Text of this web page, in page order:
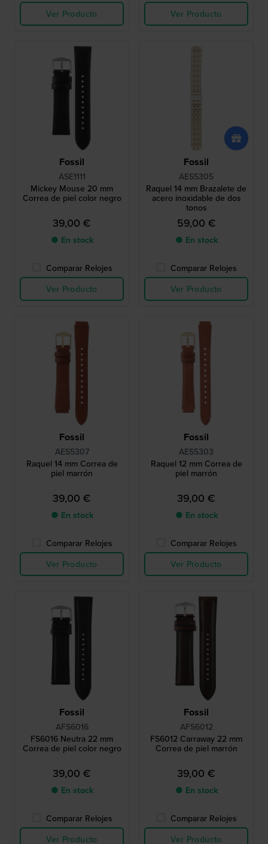
Ver Producto
Ver Producto
Fossil
ASE1111
Mickey Mouse 20 mm
Correa de piel color negro
39,00 €
● En stock
Comparar Relojes
Ver Producto
Fossil
AES5305
Raquel 14 mm Brazalete de
acero inoxidable de dos
tonos
59,00 €
● En stock
Comparar Relojes
Ver Producto
Fossil
AES5307
Raquel 14 mm Correa de
piel marrón
39,00 €
● En stock
Comparar Relojes
Ver Producto
Fossil
AES5303
Raquel 12 mm Correa de
piel marrón
39,00 €
● En stock
Comparar Relojes
Ver Producto
Fossil
AFS6016
FS6016 Neutra 22 mm
Correa de piel color negro
39,00 €
● En stock
Comparar Relojes
Ver Producto
Fossil
AFS6012
FS6012 Carraway 22 mm
Correa de piel marrón
39,00 €
● En stock
Comparar Relojes
Ver Producto